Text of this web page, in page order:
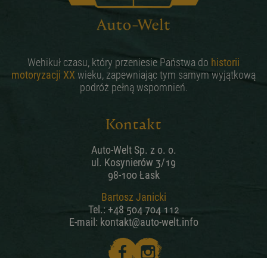
Wehikuł czasu, który przeniesie Państwa do historii
motoryzacji XX wieku, zapewniając tym samym wyjątkową
podróż pełną wspomnień.
Kontakt
Auto-Welt Sp. z o. o.
ul. Kosynierów 3/19
98-100 Łask
Bartosz Janicki
Tel.: +48 504 704 112
E-mail: kontakt@auto-welt.info